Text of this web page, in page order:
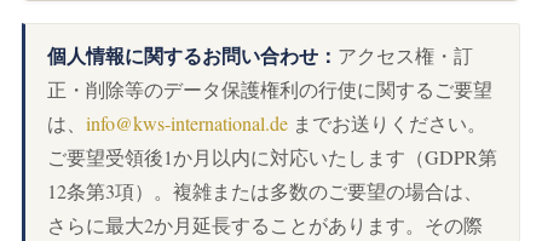
個人情報に関するお問い合わせ： アクセス権・訂
正・削除等のデータ保護権利の行使に関するご要望
は、 info@kws-international.de までお送りください。
ご要望受領後1か月以内に対応いたします（GDPR第
12条第3項）。複雑または多数のご要望の場合は、
さらに最大2か月延長することがあります。その際